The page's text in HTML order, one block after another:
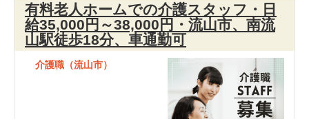
有料老人ホームでの介護スタッフ・日
給35,000円～38,000円・流山市、南流
山駅徒歩18分、車通勤可
介護職（流山市）